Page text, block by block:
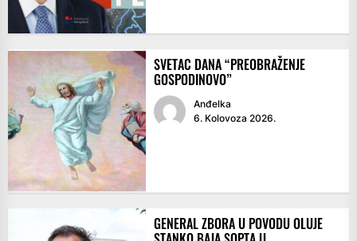
SVETAC DANA “PREOBRAŽENJE
GOSPODINOVO”
Anđelka
6. Kolovoza 2026.
GENERAL ZBORA U POVODU OLUJE